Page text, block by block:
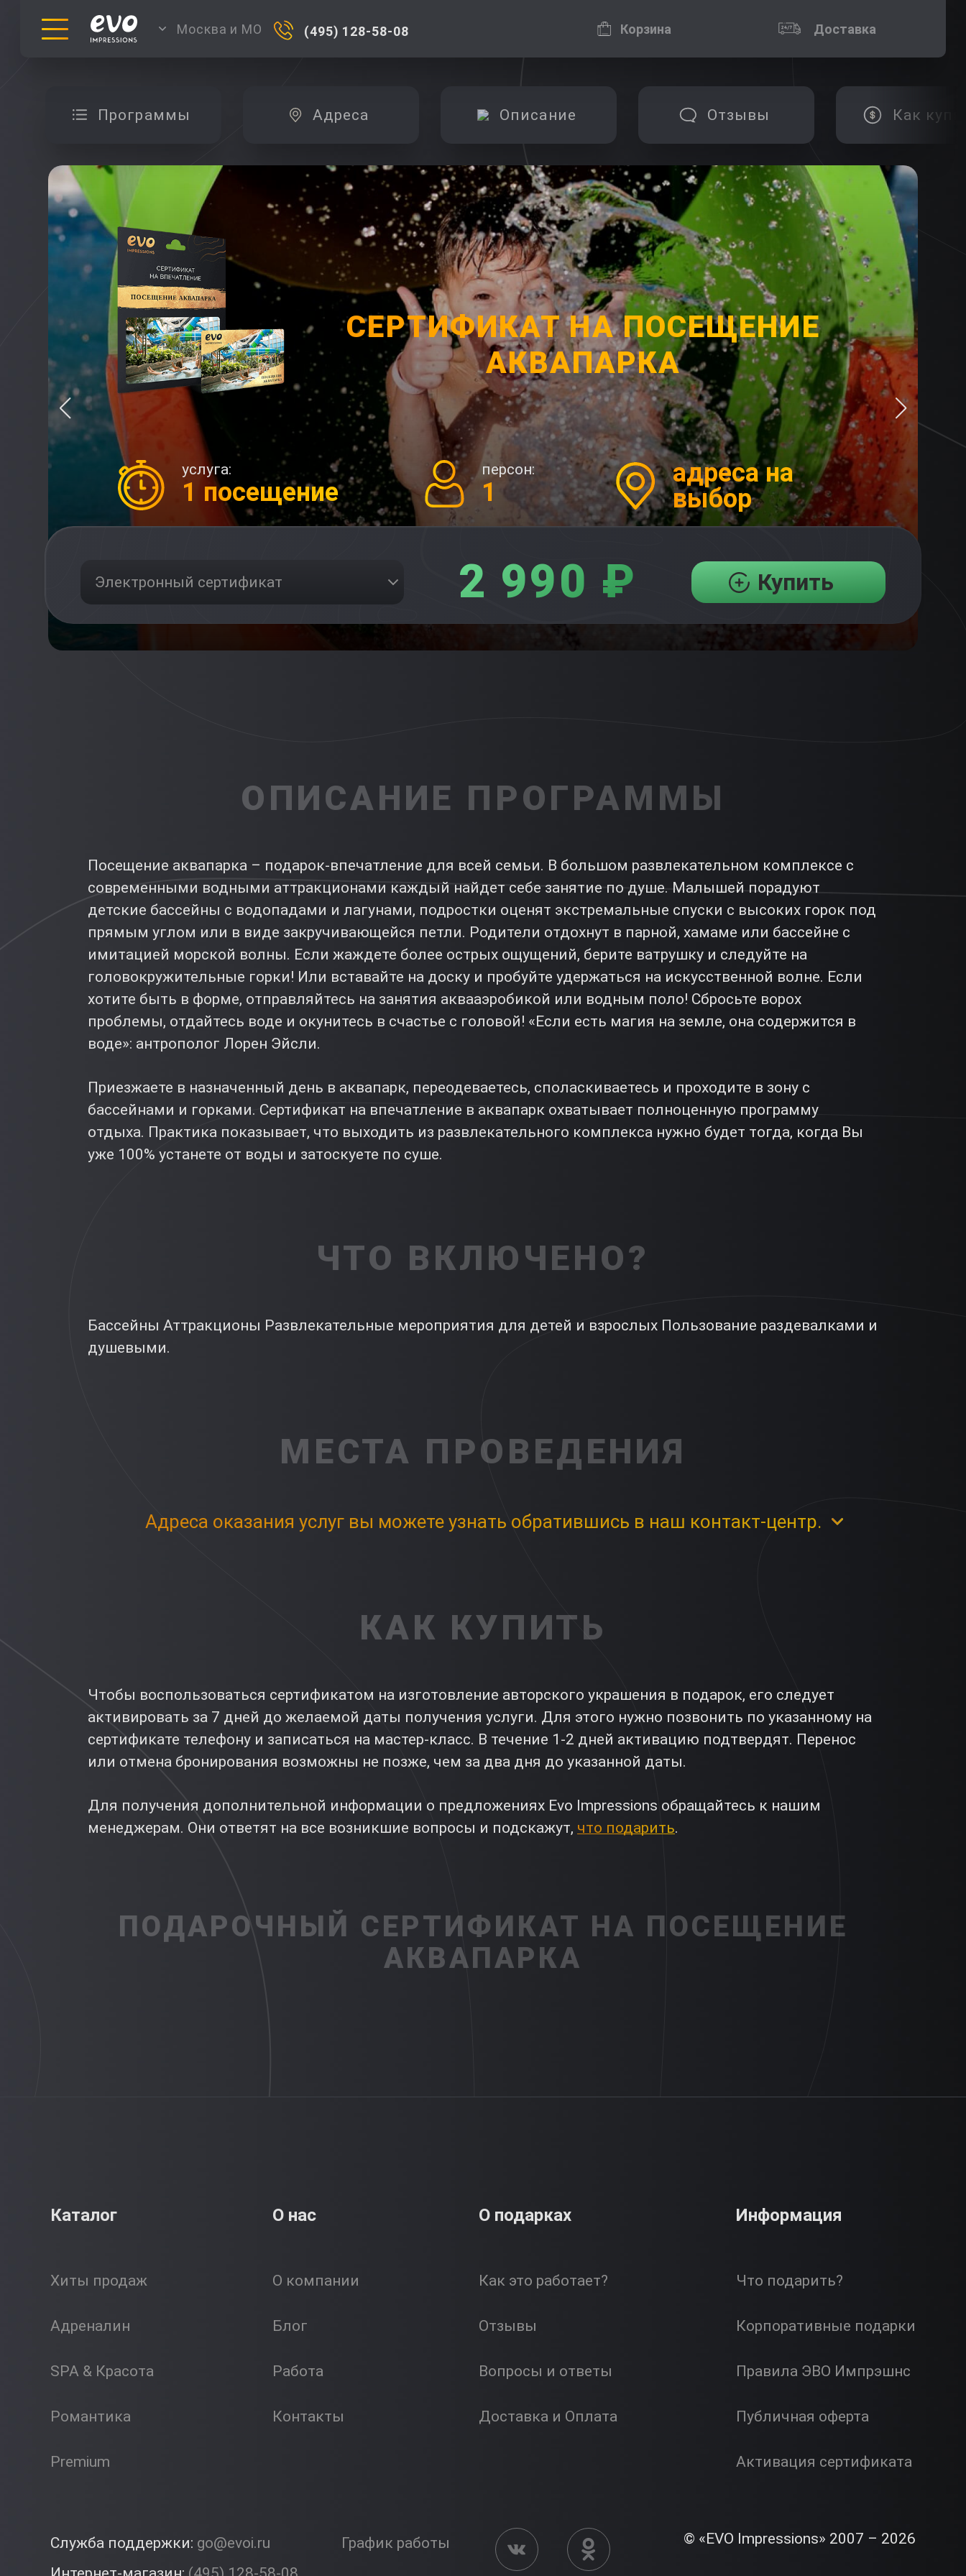
Москва и МО (495) 128-58-08 Корзина Доставка
Программы Адреса Описание Отзывы Как
СЕРТИФИКАТ НА ПОСЕЩЕНИЕ
АКВАПАРКА
услуга:
1 посещение
персон:
1
адреса на
выбор
Электронный сертификат 2 990 ₽ Купить
ОПИСАНИЕ ПРОГРАММЫ
Посещение аквапарка – подарок-впечатление для всей семьи. В большом развлекательном комплексе с
современными водными аттракционами каждый найдет себе занятие по душе. Малышей порадуют
детские бассейны с водопадами и лагунами, подростки оценят экстремальные спуски с высоких горок под
прямым углом или в виде закручивающейся петли. Родители отдохнут в парной, хамаме или бассейне с
имитацией морской волны. Если жаждете более острых ощущений, берите ватрушку и следуйте на
головокружительные горки! Или вставайте на доску и пробуйте удержаться на искусственной волне. Если
хотите быть в форме, отправляйтесь на занятия аквааэробикой или водным поло! Сбросьте ворох
проблемы, отдайтесь воде и окунитесь в счастье с головой! «Если есть магия на земле, она содержится в
воде»: антрополог Лорен Эйсли.
Приезжаете в назначенный день в аквапарк, переодеваетесь, споласкиваетесь и проходите в зону с
бассейнами и горками. Сертификат на впечатление в аквапарк охватывает полноценную программу
отдыха. Практика показывает, что выходить из развлекательного комплекса нужно будет тогда, когда Вы
уже 100% устанете от воды и затоскуете по суше.
ЧТО ВКЛЮЧЕНО?
Бассейны Аттракционы Развлекательные мероприятия для детей и взрослых Пользование раздевалками и
душевыми.
МЕСТА ПРОВЕДЕНИЯ
Адреса оказания услуг вы можете узнать обратившись в наш контакт-центр.
КАК КУПИТЬ
Чтобы воспользоваться сертификатом на изготовление авторского украшения в подарок, его следует
активировать за 7 дней до желаемой даты получения услуги. Для этого нужно позвонить по указанному на
сертификате телефону и записаться на мастер-класс. В течение 1-2 дней активацию подтвердят. Перенос
или отмена бронирования возможны не позже, чем за два дня до указанной даты.
Для получения дополнительной информации о предложениях Evo Impressions обращайтесь к нашим
менеджерам. Они ответят на все возникшие вопросы и подскажут, что подарить.
ПОДАРОЧНЫЙ СЕРТИФИКАТ НА ПОСЕЩЕНИЕ
АКВАПАРКА
Каталог
Хиты продаж
Адреналин
SPA & Красота
Романтика
Premium
О нас
О компании
Блог
Работа
Контакты
О подарках
Как это работает?
Отзывы
Вопросы и ответы
Доставка и Оплата
Информация
Что подарить?
Корпоративные подарки
Правила ЭВО Импрэшнс
Публичная оферта
Активация сертификата
Служба поддержки: go@evoi.ru
График работы © «EVO Impressions» 2007 – 2026